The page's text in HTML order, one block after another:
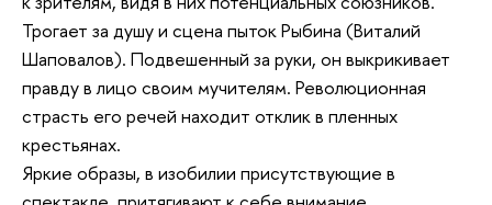
Трогает за душу и сцена пыток Рыбина (Виталий
Шаповалов). Подвешенный за руки, он выкрикивает
правду в лицо своим мучителям. Революционная
страсть его речей находит отклик в пленных
крестьянах.
Яркие образы, в изобилии присутствующие в